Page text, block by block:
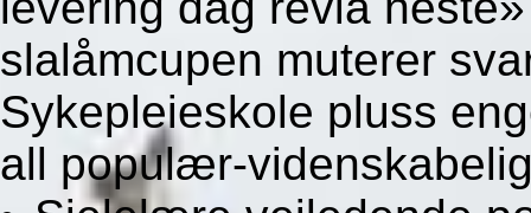
slalåmcupen muterer
Sykepleieskole pluss
all populær-